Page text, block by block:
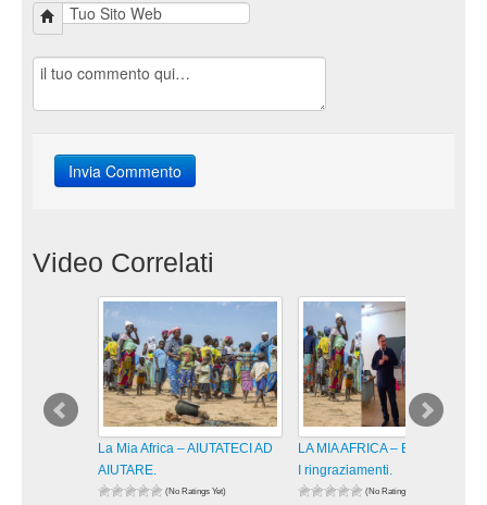
Video Correlati
La Mia Africa – AIUTATECI AD
AIUTARE.
(No Ratings Yet)
LA MIA AFRICA – Burkina Faso:
I ringraziamenti.
(No Ratings Yet)